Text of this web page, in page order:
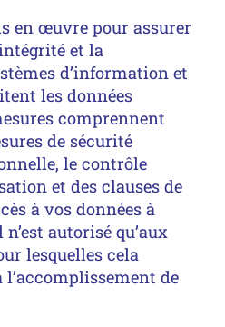
en œuvre pour assurer
et la
d’information et
les données
comprennent
de sécurité
le contrôle
et des clauses de
à vos données à
autorisé qu’aux
lesquelles cela
l’accomplissement de